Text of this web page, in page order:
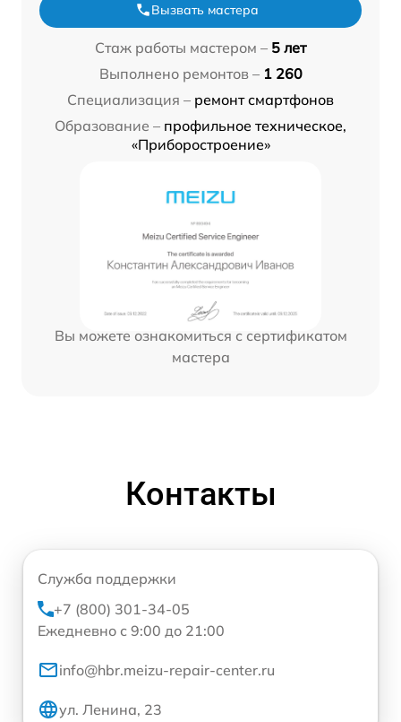
Вызвать мастера
Стаж работы мастером – 5 лет
Выполнено ремонтов – 1 260
Специализация – ремонт смартфонов
Образование – профильное техническое,
«Приборостроение»
Вы можете ознакомиться с сертификатом
мастера
Контакты
Служба поддержки
+7 (800) 301-34-05
Ежедневно с 9:00 до 21:00
info@hbr.meizu-repair-center.ru
ул. Ленина, 23